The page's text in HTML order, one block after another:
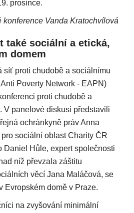
prosince.
konference Vanda Kratochvílová
také sociální a etická,
domem
síť proti chudobě a sociálnímu
Poverty Network - EAPN)
proti chudobě a
V panelové diskusi představili
ochránkyně práv Anna
sociální oblast Charity ČR
Daniel Hůle, expert společnosti
níž převzala záštitu
věcí Jana Maláčová, se
Evropském domě v Praze.
na zvyšování minimální